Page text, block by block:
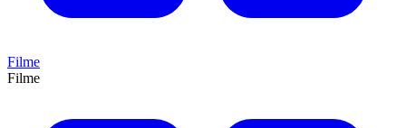
Filme
Filme